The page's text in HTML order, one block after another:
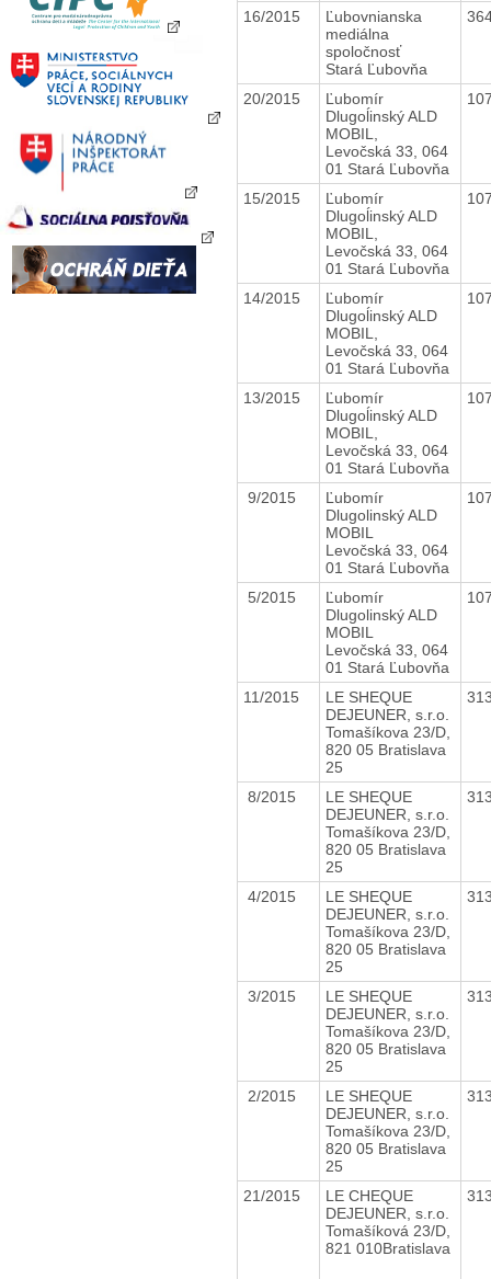
16/2015
Ľubovnianska
mediálna
spoločnosť
Stará Ľubovňa
20/2015
Ľubomír
Dlugoĺinský ALD
MOBIL,
Levočská 33, 064
01 Stará Ľubovňa
15/2015
Ľubomír
Dlugoĺinský ALD
MOBIL,
Levočská 33, 064
01 Stará Ľubovňa
14/2015
Ľubomír
Dlugoĺinský ALD
MOBIL,
Levočská 33, 064
01 Stará Ľubovňa
13/2015
Ľubomír
Dlugoĺinský ALD
MOBIL,
Levočská 33, 064
01 Stará Ľubovňa
9/2015
Ľubomír
Dlugolinský ALD
MOBIL
Levočská 33, 064
01 Stará Ľubovňa
5/2015
Ľubomír
Dlugolinský ALD
MOBIL
Levočská 33, 064
01 Stará Ľubovňa
11/2015
LE SHEQUE
DEJEUNER, s.r.o.
Tomašíkova 23/D,
820 05 Bratislava
25
8/2015
LE SHEQUE
DEJEUNER, s.r.o.
Tomašíkova 23/D,
820 05 Bratislava
25
4/2015
LE SHEQUE
DEJEUNER, s.r.o.
Tomašíkova 23/D,
820 05 Bratislava
25
3/2015
LE SHEQUE
DEJEUNER, s.r.o.
Tomašíkova 23/D,
820 05 Bratislava
25
2/2015
LE SHEQUE
DEJEUNER, s.r.o.
Tomašíkova 23/D,
820 05 Bratislava
25
21/2015
LE CHEQUE
DEJEUNER, s.r.o.
Tomašíková 23/D,
821 010Bratislava